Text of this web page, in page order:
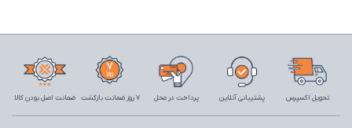
تحویل اکسپرس پشتیبانی آنلاین پرداخت در محل 7 روز ضمانت بازگشت ضمانت اصل بودن کالا